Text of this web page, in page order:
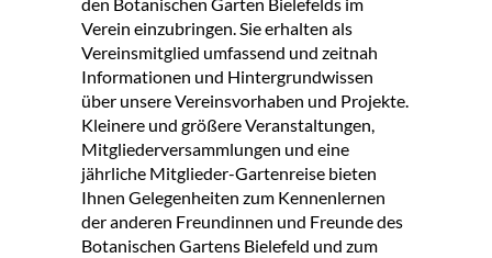
den Botanischen Garten Bielefelds im
Verein einzubringen. Sie erhalten als
Vereinsmitglied umfassend und zeitnah
Informationen und Hintergrundwissen
über unsere Vereinsvorhaben und Projekte.
Kleinere und größere Veranstaltungen,
Mitgliederversammlungen und eine
jährliche Mitglieder-Gartenreise bieten
Ihnen Gelegenheiten zum Kennenlernen
der anderen Freundinnen und Freunde des
Botanischen Gartens Bielefeld und zum